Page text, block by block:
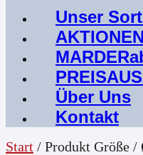
Unser
AKTIONEN
Über Uns
Kontakt
Start / Produkt Größe /